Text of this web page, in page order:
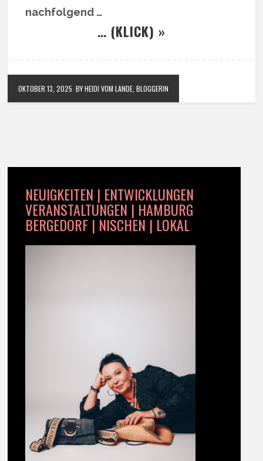
nachfolgend …
… (KLICK) »
OKTOBER 13, 2025 BY HEIDI VOM LANDE, BLOGGERIN
NEUIGKEITEN | ENTWICKLUNGEN
VERANSTALTUNGEN | HAMBURG
BERGEDORF | NISCHEN | LOKAL